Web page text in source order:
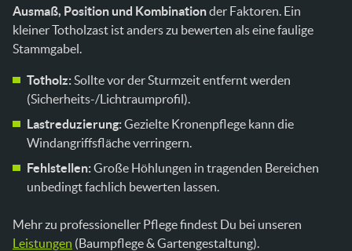
Ausmaß, Position und Kombinationder Faktoren. Ein
kleiner Totholzast ist anders zu bewerten als eine faulige
Stammgabel.
Totholz: Sollte vor der Sturmzeit entfernt werden
(Sicherheits-/Lichtraumprofil).
Lastreduzierung:Gezielte Kronenpflege kann die
Windangriffsfläche verringern.
Fehlstellen:Große Höhlungen in tragenden Bereichen
unbedingt fachlich bewerten lassen.
Mehr zu professioneller Pflege findest Du bei unseren
Leistungen (Baumpflege & Gartengestaltung).